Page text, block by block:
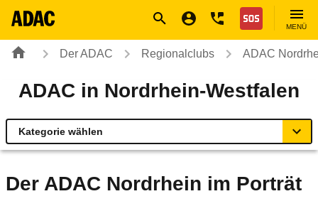
Nothilfe
MENÜ
Der ADAC Regionalclubs ADAC
ADAC in Nordrhein-Westfalen
Kategorie wählen
Der ADAC Nordrhein im Porträt